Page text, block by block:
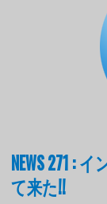
NEWS 271 :
て来た!!